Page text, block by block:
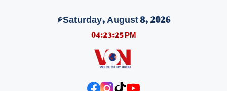
Saturday, August 8, 2026ء
04:23:25 PM